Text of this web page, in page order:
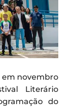
em novembro
Literário
do